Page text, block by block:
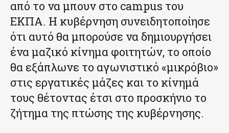
από το να μπουν στο campus του
ΕΚΠΑ. Η κυβέρνηση συνειδητοποίησε
ότι αυτό θα μπορούσε να δημιουργήσει
ένα μαζικό κίνημα φοιτητών, το οποίο
θα εξάπλωνε το αγωνιστικό «μικρόβιο»
στις εργατικές μάζες και το κίνημά
τους θέτοντας έτσι στο προσκήνιο το
ζήτημα της πτώσης της κυβέρνησης.